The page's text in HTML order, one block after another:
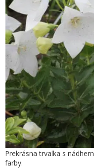
Prekrásna trvalka s
farby.